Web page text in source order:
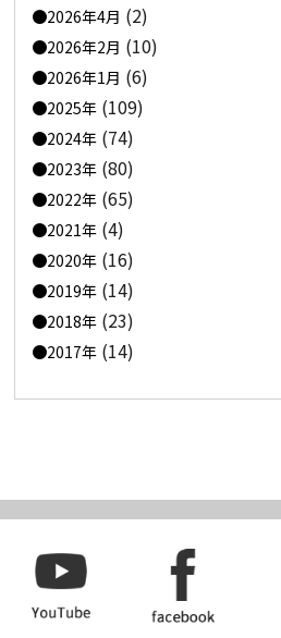
2026年4月 (2)
2026年2月 (10)
2026年1月 (6)
2025年 (109)
2024年 (74)
2023年 (80)
2022年 (65)
2021年 (4)
2020年 (16)
2019年 (14)
2018年 (23)
2017年 (14)